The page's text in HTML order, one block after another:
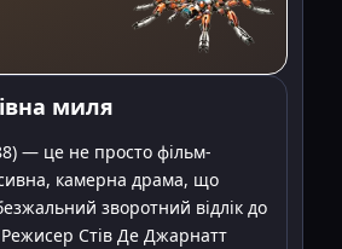
миля
— це не просто фільм-
камерна драма, що
зворотний відлік до
Стів Де Джарнатт